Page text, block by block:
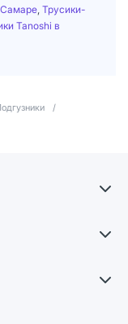
Самаре Трусики-
Tanoshi в
/